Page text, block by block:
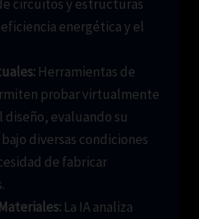
circuitos y estructuras
energética y el
Herramientas de
probar virtualmente
evaluando su
diversas condiciones
de fabricar
La IA analiza